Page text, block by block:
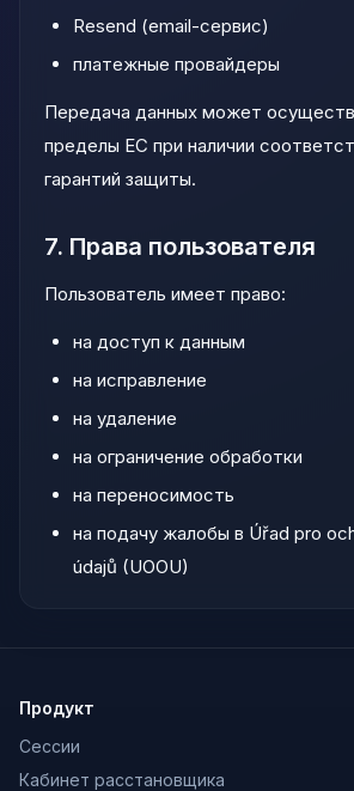
Resend (email-сервис)
платежные провайдеры
Передача данных может
пределы ЕС при наличии
гарантий защиты.
7. Права пользователя
Пользователь имеет право:
на доступ к данным
на исправление
на удаление
на ограничение обработки
на переносимость
на подачу жалобы в Úřad pro
údajů (UOOU)
Продукт
Сессии
Кабинет расстановщика